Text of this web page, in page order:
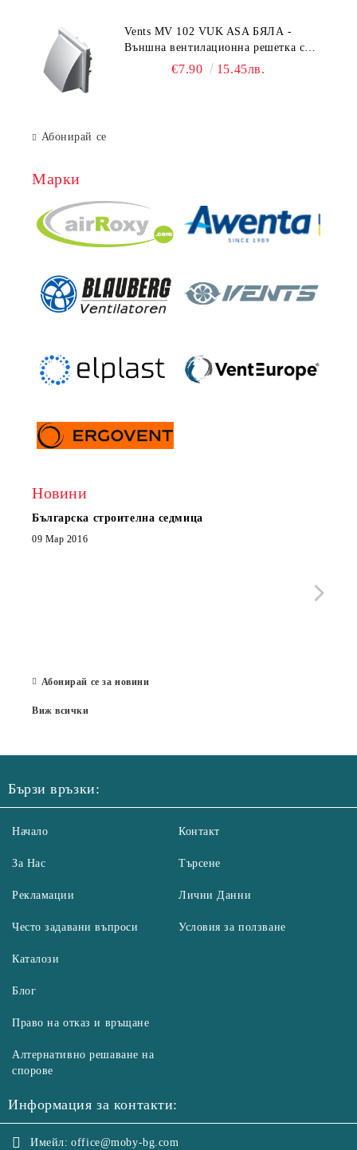
Vents MV 102 VUK ASA БЯЛА -
Външна вентилационна решетка с
гравитачна клапа Ø 100, Ø 125,
€7.90 15.45лв.
Абонирай се
Марки
Новини
Българска строителна седмица
09 Мар 2016
Абонирай се за новини
Виж всички
Бързи връзки:
Начало
За Нас
Рекламации
Често задавани въпроси
Контакт
Търсене
Лични Данни
Условия за ползване
Каталози
Блог
Право на отказ и връщане
Алтернативно решаване на
спорове
Информация за контакти:
Имейл: office@moby-bg.com